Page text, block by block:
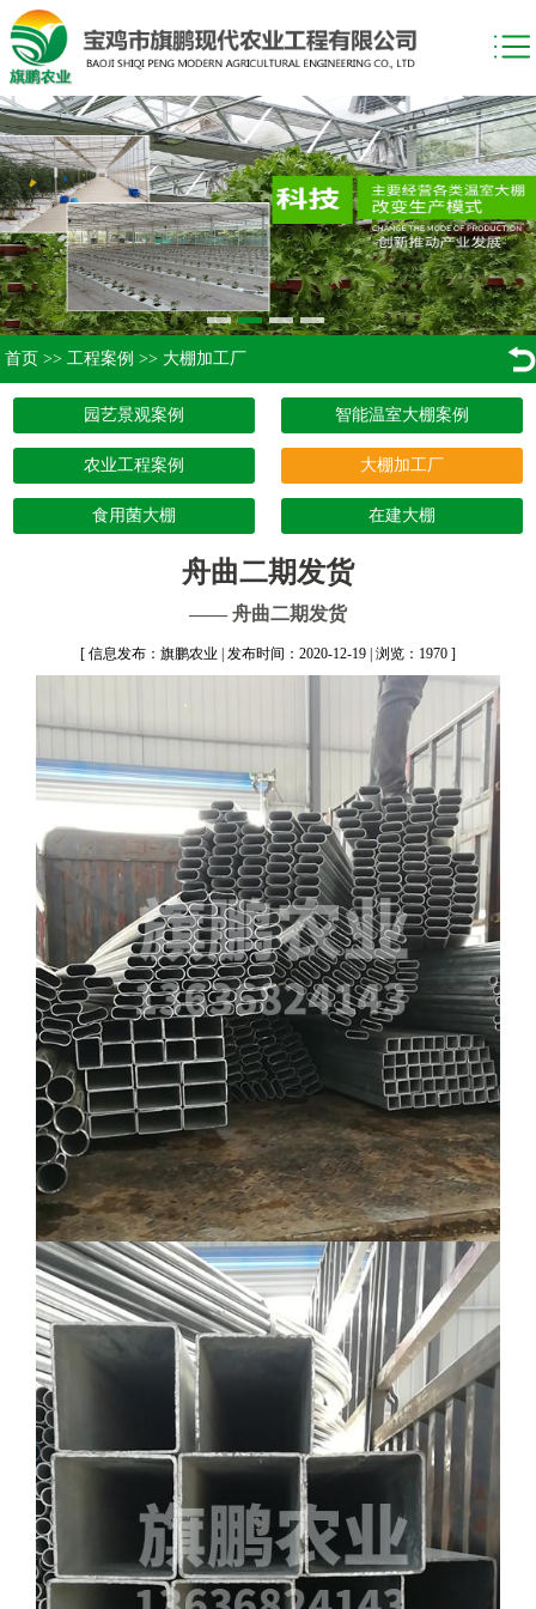
首页 >> 工程案例 >> 大棚加工厂
园艺景观案例 智能温室大棚案例
农业工程案例 大棚加工厂
食用菌大棚 在建大棚
舟曲二期发货
—— 舟曲二期发货
[ 信息发布：旗鹏农业 | 发布时间：2020-12-19 | 浏览：1970 ]